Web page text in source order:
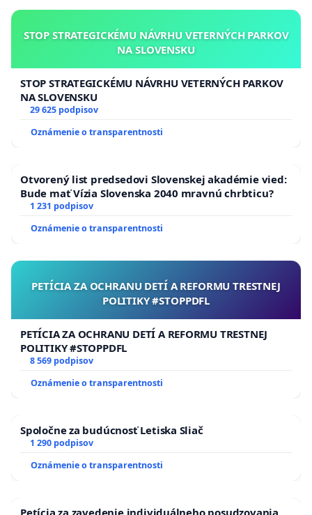
STOP STRATEGICKÉMU NÁVRHU VETERNÝCH PARKOV
NA SLOVENSKU
STOP STRATEGICKÉMU NÁVRHU VETERNÝCH PARKOV
NA SLOVENSKU
29 625 podpisov
Oznámenie o transparentnosti
Otvorený list predsedovi Slovenskej akadémie vied:
Bude mať Vízia Slovenska 2040 mravnú chrbticu?
1 231 podpisov
Oznámenie o transparentnosti
PETÍCIA ZA OCHRANU DETÍ A REFORMU TRESTNEJ
POLITIKY #STOPPDFL
PETÍCIA ZA OCHRANU DETÍ A REFORMU TRESTNEJ
POLITIKY #STOPPDFL
8 569 podpisov
Oznámenie o transparentnosti
Spoločne za budúcnosť Letiska Sliač
1 290 podpisov
Oznámenie o transparentnosti